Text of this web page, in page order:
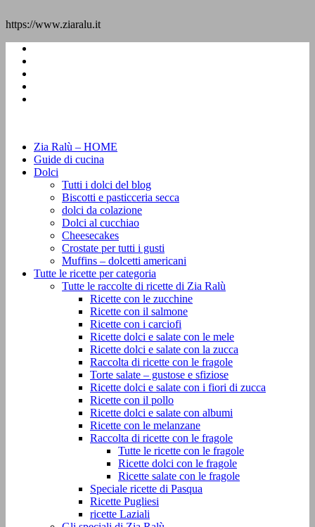
https://www.ziaralu.it
Zia Ralù – HOME
Guide di cucina
Dolci
Tutti i dolci del blog
Biscotti e pasticceria secca
dolci da colazione
Dolci al cucchiao
Cheesecakes
Crostate per tutti i gusti
Muffins – dolcetti americani
Tutte le ricette per categoria
Tutte le raccolte di ricette di Zia Ralù
Ricette con le zucchine
Ricette con il salmone
Ricette con i carciofi
Ricette dolci e salate con le mele
Ricette dolci e salate con la zucca
Raccolta di ricette con le fragole
Torte salate – gustose e sfiziose
Ricette dolci e salate con i fiori di zucca
Ricette con il pollo
Ricette dolci e salate con albumi
Ricette con le melanzane
Raccolta di ricette con le fragole
Tutte le ricette con le fragole
Ricette dolci con le fragole
Ricette salate con le fragole
Speciale ricette di Pasqua
Ricette Pugliesi
ricette Laziali